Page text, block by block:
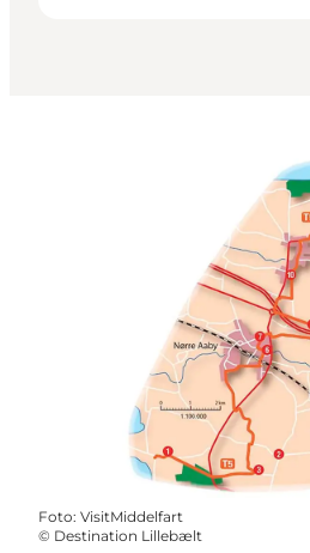
Foto: VisitMiddelfart
© Destination Lillebælt